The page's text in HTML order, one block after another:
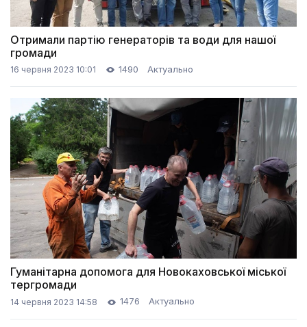
Отримали партію генераторів та води для нашої
громади
16 червня 2023 10:01 1490 Актуально
Гуманітарна допомога для Новокаховської міської
тергромади
14 червня 2023 14:58 1476 Актуально